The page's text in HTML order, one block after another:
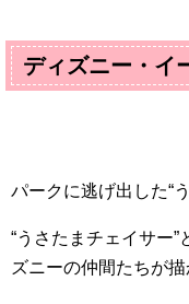
ディズニー・イ
パークに逃げ出した“
“うさたまチェイサー”
ズニーの仲間たちが描